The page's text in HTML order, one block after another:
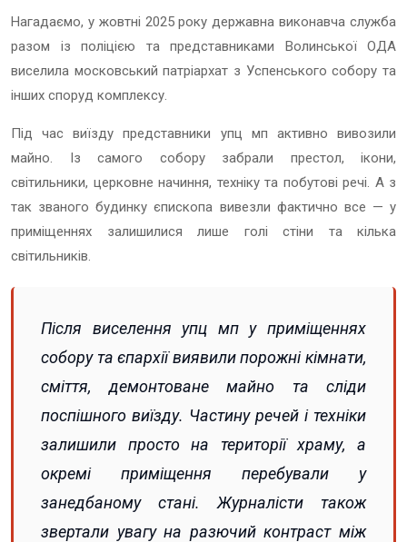
Нагадаємо, у жовтні 2025 року державна виконавча служба
разом із поліцією та представниками Волинської ОДА
виселила московський патріархат з Успенського собору та
інших споруд комплексу.
Під час виїзду представники упц мп активно вивозили
майно. Із самого собору забрали престол, ікони,
світильники, церковне начиння, техніку та побутові речі. А з
так званого будинку єпископа вивезли фактично все — у
приміщеннях залишилися лише голі стіни та кілька
світильників.
Після виселення упц мп у приміщеннях
собору та єпархії виявили порожні кімнати,
сміття, демонтоване майно та сліди
поспішного виїзду. Частину речей і техніки
залишили просто на території храму, а
окремі приміщення перебували у
занедбаному стані. Журналісти також
звертали увагу на разючий контраст між